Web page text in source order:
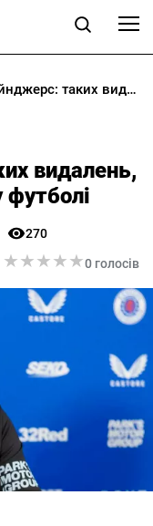
Тренер Рейнджерс: таких видалень, я не бачив за 30 років у футболі
видалень,
футболі
270
★★★★★
★★★★★0 голосів